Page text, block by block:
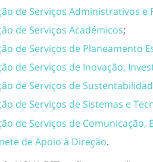
de Serviços Administrativos e
de Serviços Académicos;
de Serviços de Planeamento
de Serviços de Inovação,
de Serviços de
de Serviços de Sistemas e
de Serviços de Comunicação,
de Apoio à Direção.